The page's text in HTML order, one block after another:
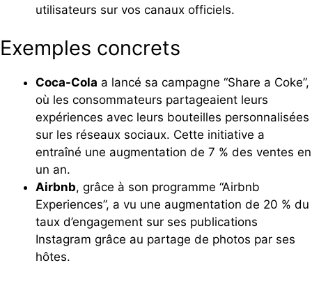
utilisateurs sur vos canaux officiels.
Exemples concrets
Coca-Cola a lancé sa campagne “Share a Coke”,
où les consommateurs partageaient leurs
expériences avec leurs bouteilles personnalisées
sur les réseaux sociaux. Cette initiative a
entraîné une augmentation de 7 % des ventes en
un an.
Airbnb, grâce à son programme “Airbnb
Experiences”, a vu une augmentation de 20 % du
taux d’engagement sur ses publications
Instagram grâce au partage de photos par ses
hôtes.